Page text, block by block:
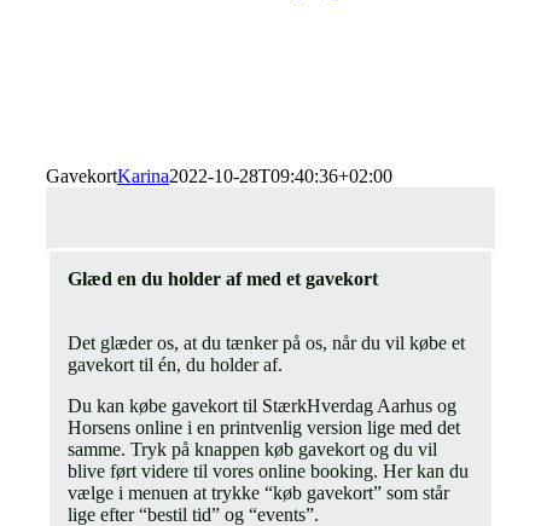
GavekortKarina2022-10-28T09:40:36+02:00
Glæd en du holder af med et gavekort
Det glæder os, at du tænker på os, når du vil købe et
gavekort til én, du holder af.
Du kan købe gavekort til StærkHverdag Aarhus og
Horsens online i en printvenlig version lige med det
samme. Tryk på knappen køb gavekort og du vil
blive ført videre til vores online booking. Her kan du
vælge i menuen at trykke “køb gavekort” som står
lige efter “bestil tid” og “events”.